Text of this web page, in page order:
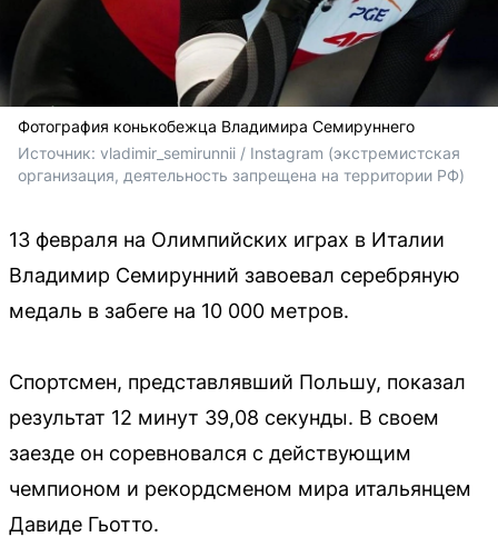
Фотография конькобежца Владимира Семируннего
Источник: vladimir_semirunnii / Instagram (экстремистская
организация, деятельность запрещена на территории РФ)
13 февраля на Олимпийских играх в Италии
Владимир Семирунний завоевал серебряную
медаль в забеге на 10 000 метров.
Спортсмен, представлявший Польшу, показал
результат 12 минут 39,08 секунды. В своем
заезде он соревновался с действующим
чемпионом и рекордсменом мира итальянцем
Давиде Гьотто.